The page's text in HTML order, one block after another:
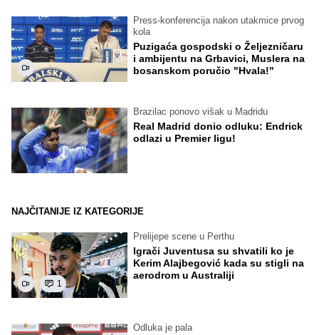
Press-konferencija nakon utakmice prvog
kola
Puzigaća gospodski o Željezničaru
i ambijentu na Grbavici, Muslera na
bosanskom poručio "Hvala!"
Brazilac ponovo višak u Madridu
Real Madrid donio odluku: Endrick
odlazi u Premier ligu!
NAJČITANIJE IZ KATEGORIJE
1
Prelijepe scene u Perthu
Igrači Juventusa su shvatili ko je
Kerim Alajbegović kada su stigli na
aerodrom u Australiji
Odluka je pala